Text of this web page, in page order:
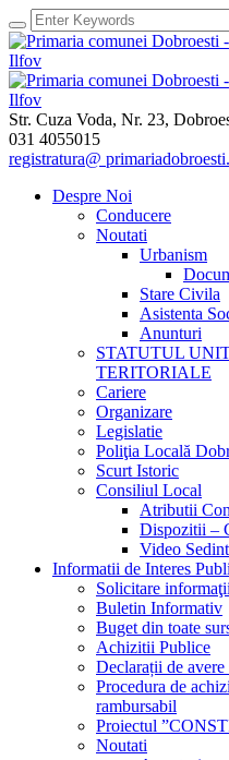
Str. Cuza Voda, Nr. 23,
031 4055015
registratura@
Despre Noi
Conducere
Noutati
Urbanism
Stare Civila
Asistenta
Anunturi
STATUTUL
TERITORIALE
Cariere
Organizare
Legislatie
Poliţia Locală
Scurt Istoric
Consiliul Local
Atributii
Dispozitii –
Video
Informatii de Interes
Solicitare
Buletin Informativ
Buget din toate
Achizitii Publice
Declarații de avere
Procedura de
rambursabil
Proiectul
Noutati